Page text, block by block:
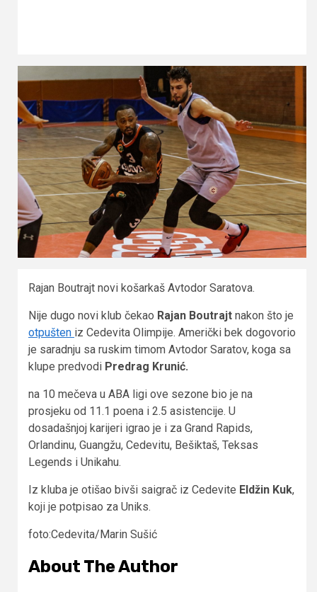
Rajan Boutrajt novi košarkaš Avtodor Saratova.
Nije dugo novi klub čekao Rajan Boutrajt nakon što je
otpušten iz Cedevita Olimpije. Američki bek dogovorio
je saradnju sa ruskim timom Avtodor Saratov, koga sa
klupe predvodi Predrag Krunić.
na 10 mečeva u ABA ligi ove sezone bio je na
prosjeku od 11.1 poena i 2.5 asistencije. U
dosadašnjoj karijeri igrao je i za Grand Rapids,
Orlandinu, Guangžu, Cedevitu, Bešiktaš, Teksas
Legends i Unikahu.
Iz kluba je otišao bivši saigrač iz Cedevite Eldžin Kuk,
koji je potpisao za Uniks.
foto:Cedevita/Marin Sušić
About The Author